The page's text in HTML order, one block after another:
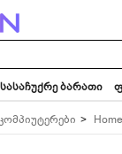
სასაჩუქრე ბარათი